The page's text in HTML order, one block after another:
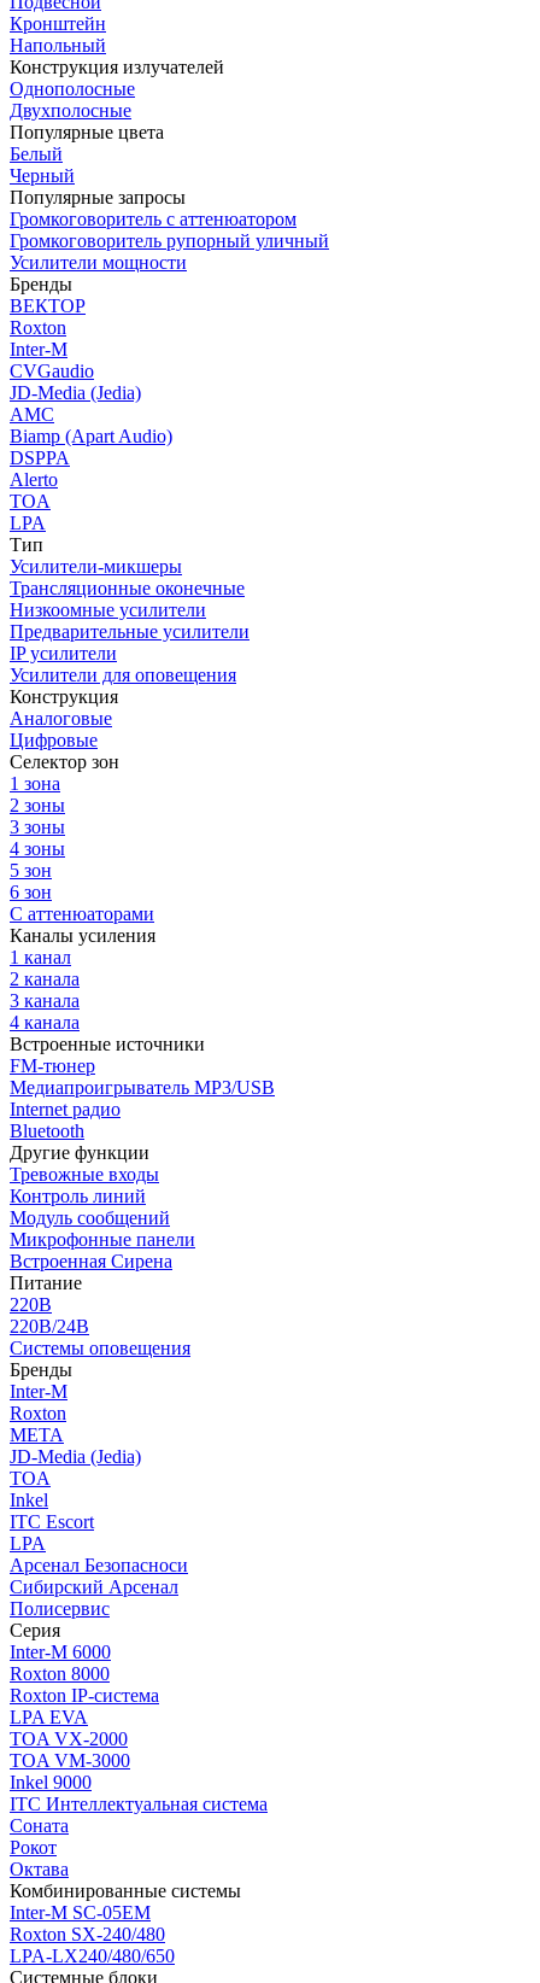
Кронштейн
Напольный
Конструкция излучателей
Однополосные
Двухполосные
Популярные цвета
Белый
Черный
Популярные запросы
Громкоговоритель с аттенюатором
Громкоговоритель рупорный уличный
Усилители мощности
Бренды
ВЕКТОР
Roxton
Inter-M
CVGaudio
JD-Media (Jedia)
AMC
Biamp (Apart Audio)
DSPPA
Alerto
TOA
LPA
Тип
Усилители-микшеры
Трансляционные оконечные
Низкоомные усилители
Предварительные усилители
IP усилители
Усилители для оповещения
Конструкция
Аналоговые
Цифровые
Селектор зон
1 зона
2 зоны
3 зоны
4 зоны
5 зон
6 зон
С аттенюаторами
Каналы усиления
1 канал
2 канала
3 канала
4 канала
Встроенные источники
FM-тюнер
Медиапроигрыватель MP3/USB
Internet радио
Bluetooth
Другие функции
Тревожные входы
Контроль линий
Модуль сообщений
Микрофонные панели
Встроенная Сирена
Питание
220В
220В/24В
Системы оповещения
Бренды
Inter-M
Roxton
МЕТА
JD-Media (Jedia)
TOA
Inkel
ITC Escort
LPA
Арсенал Безопасноси
Сибирский Арсенал
Полисервис
Серия
Inter-M 6000
Roxton 8000
Roxton IP-система
LPA EVA
TOA VX-2000
TOA VM-3000
Inkel 9000
ITC Интеллектуальная система
Соната
Рокот
Октава
Комбинированные системы
Inter-M SC-05EM
Roxton SX-240/480
LPA-LX240/480/650
Системные блоки